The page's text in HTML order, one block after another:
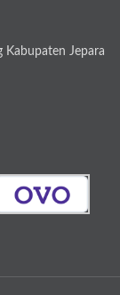
Kabupaten Jepara